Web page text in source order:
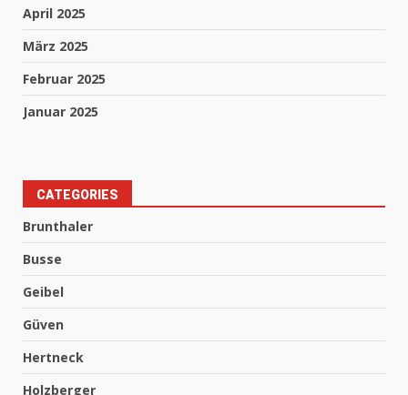
April 2025
März 2025
Februar 2025
Januar 2025
CATEGORIES
Brunthaler
Busse
Geibel
Güven
Hertneck
Holzberger